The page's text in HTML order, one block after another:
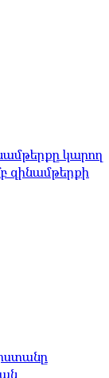
կարող
զինամթերքի